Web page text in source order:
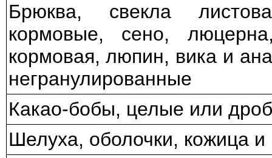
Брюква, свекла
кормовые, сено,
кормовая, люпин, вика и
негранулированные
Какао-бобы, целые или
Шелуха, оболочки, кожица и